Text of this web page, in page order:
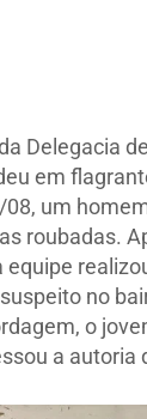
Delegacia
em
um
roubadas.
equipe
no
o
a autoria